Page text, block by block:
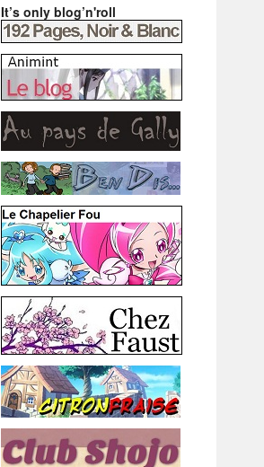
It’s only blog’n'roll